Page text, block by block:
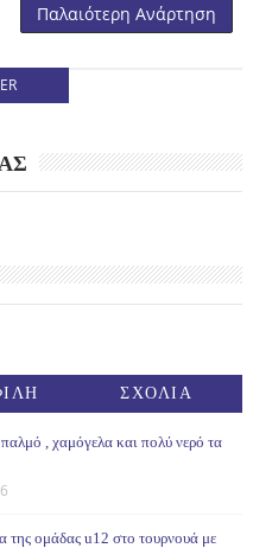
Παλαιότερη Ανάρτηση
ΣΧΟΛΙΑ
, χαμόγελα και πολύ νερό τα
ομάδας u12 στο τουρνουά με